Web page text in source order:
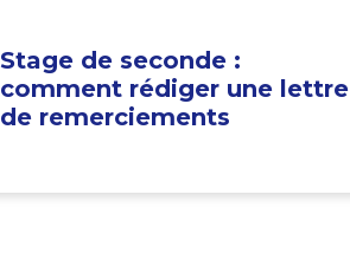
Stage de seconde :
comment rédiger une lettre
de remerciements